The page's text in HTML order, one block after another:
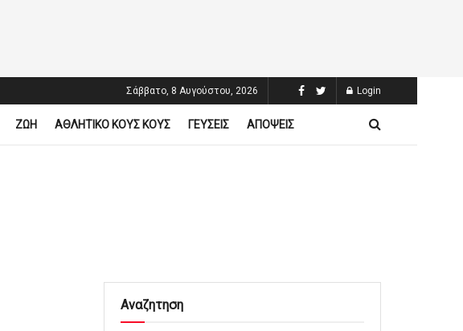
Σάββατο, 8 Αυγούστου, 2026 Login
ΖΩΗ ΑΘΛΗΤΙΚΟ ΚΟΥΣ ΚΟΥΣ ΓΕΥΣΕΙΣ ΑΠΟΨΕΙΣ
Αναζητηση